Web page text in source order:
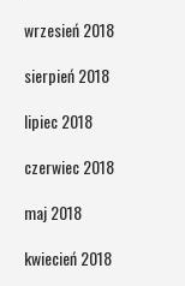
wrzesień 2018
sierpień 2018
lipiec 2018
czerwiec 2018
maj 2018
kwiecień 2018